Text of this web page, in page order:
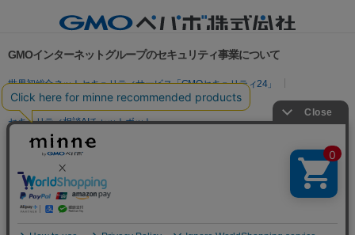
GMOインターネットグループのセキュリティ事業について
世界初総合ネットセキュリティサービス「GMOセキュリティ24」
パスワード漏洩診断
Webサイトリスク診断
セキュリティ相談AIチャットボット
実在証明・盗聴対策
サイバー攻撃対策（GMO Flatt Security）
セキュリティ事業の軌跡